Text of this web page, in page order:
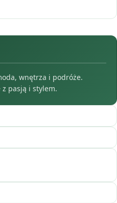
wnętrza i podróże.
pasją i stylem.